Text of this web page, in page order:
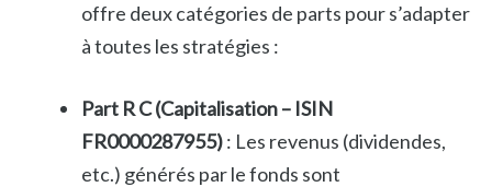
offre deux catégories de parts pour s’adapter
à toutes les stratégies :
Part R C (Capitalisation – ISIN
FR0000287955): Les revenus (dividendes,
etc.) générés par le fonds sont